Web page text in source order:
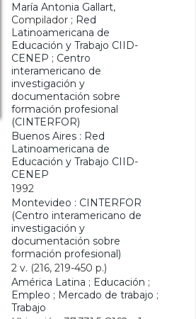
María Antonia Gallart,
Compilador ; Red
Latinoamericana de
Educación y Trabajo CIID-
CENEP ; Centro
interamericano de
investigación y
documentación sobre
formación profesional
(CINTERFOR)
Buenos Aires : Red
Latinoamericana de
Educación y Trabajo CIID-
CENEP
1992
Montevideo : CINTERFOR
(Centro interamericano de
investigación y
documentación sobre
formación profesional)
2 v. (216, 219-450 p.)
América Latina ; Educación ;
Empleo ; Mercado de trabajo ;
Trabajo